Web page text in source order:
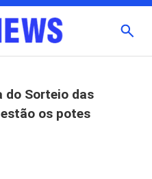
do Sorteio das
os potes